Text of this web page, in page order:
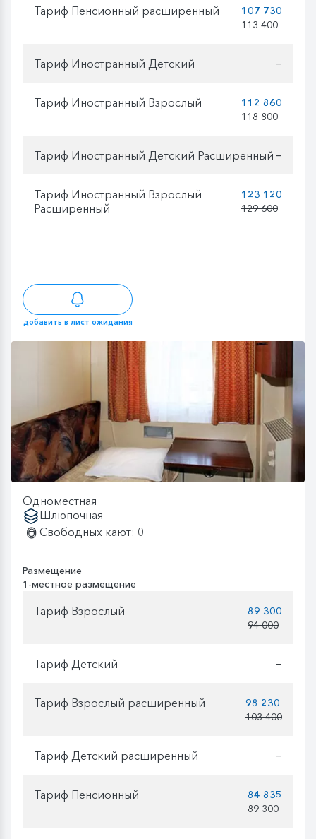
Тариф Пенсионный расширенный
107 730
113 400
Тариф Иностранный Детский —
Тариф Иностранный Взрослый
112 860
118 800
Тариф Иностранный Детский Расширенный —
Тариф Иностранный Взрослый
Расширенный
123 120
129 600
добавить в лист ожидания
Одноместная
Шлюпочная
Свободных кают: 0
Размещение
1-местное размещение
Тариф Взрослый
89 300
94 000
Тариф Детский —
Тариф Взрослый расширенный
98 230
103 400
Тариф Детский расширенный —
Тариф Пенсионный
84 835
89 300